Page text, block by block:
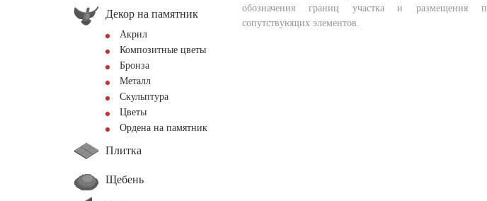
Декор на памятник
Акрил
Композитные цветы
Бронза
Металл
Скульптура
Цветы
Ордена на памятник
Плитка
Щебень
обозначения границ участка и размещения
сопутствующих элементов.